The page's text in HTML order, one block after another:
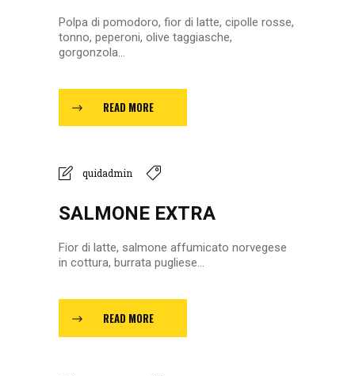
Polpa di pomodoro, fior di latte, cipolle rosse,
tonno, peperoni, olive taggiasche,
gorgonzola...
READ MORE
quidadmin
SALMONE EXTRA
Fior di latte, salmone affumicato norvegese
in cottura, burrata pugliese...
READ MORE